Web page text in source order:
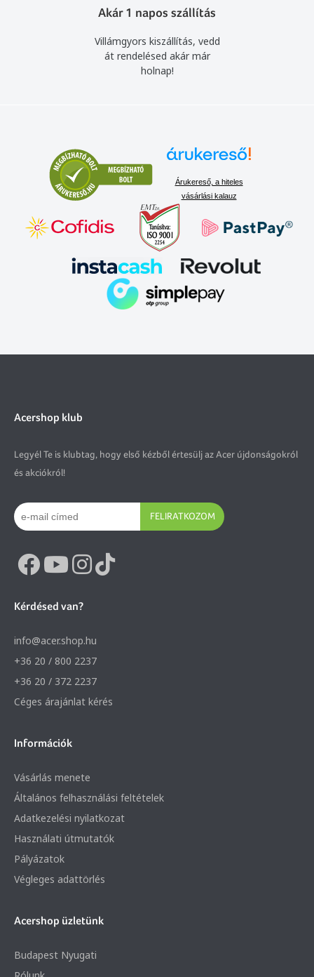
Akár 1 napos szállítás
Villámgyors kiszállítás, vedd
át rendelésed akár már
holnap!
Árukereső, a hiteles
vásárlási kalauz
Acershop klub
Legyél Te is klubtag, hogy első kézből értesülj az Acer újdonságokról
és akciókról!
FELIRATKOZOM
Kérdésed van?
info@acer.shop.hu
+36 20 / 800 2237
+36 20 / 372 2237
Céges árajánlat kérés
Információk
Vásárlás menete
Általános felhasználási feltételek
Adatkezelési nyilatkozat
Használati útmutatók
Pályázatok
Végleges adattörlés
Acershop üzletünk
Budapest Nyugati